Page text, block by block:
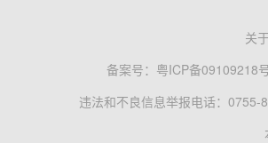
关
备案号： 粤ICP备09109218
违法和不良信息举报电话：0755-